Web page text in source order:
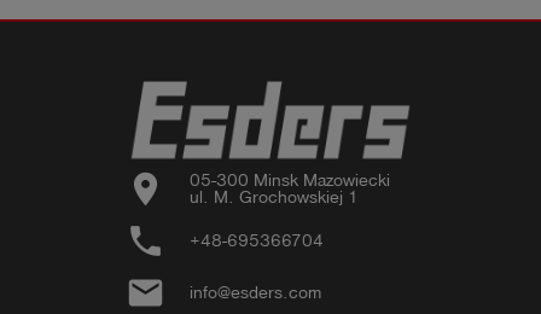
location_on
05-300 Minsk Mazowiecki
ul. M. Grochowskiej 1
phone +48-695366704
email info@esders.com